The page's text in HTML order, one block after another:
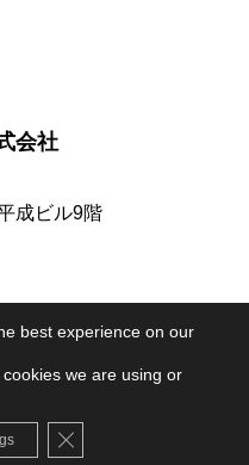
会社
成ビル9階
約|クッキーポリシー
best experience on our
we are using or
Close GDPR Cookie